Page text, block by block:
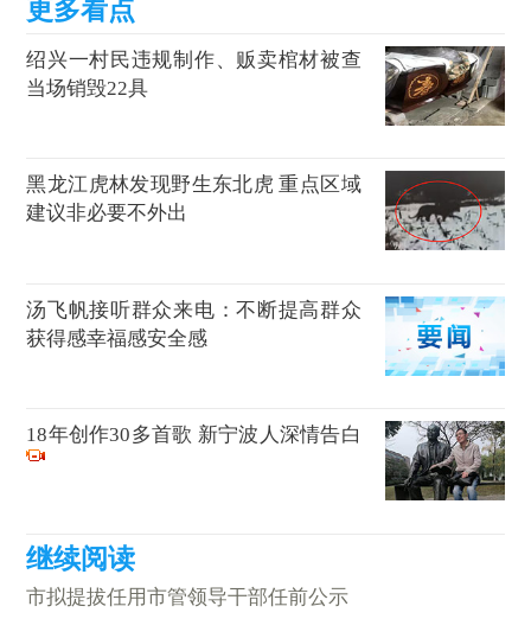
绍兴一村民违规制作、贩卖棺材被查
当场销毁22具
黑龙江虎林发现野生东北虎 重点区域
建议非必要不外出
汤飞帆接听群众来电：不断提高群众
获得感幸福感安全感
18年创作30多首歌 新宁波人深情告白
市拟提拔任用市管领导干部任前公示